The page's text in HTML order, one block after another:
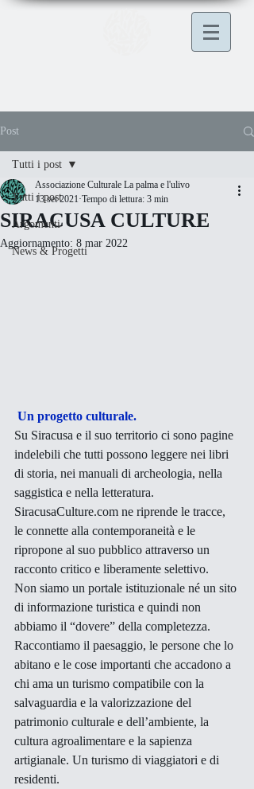
Post
Tutti i post
Argomenti
News & Progetti
Tutti i post
SIRACUSA CULTURE
Associazione Culturale La palma e l'ulivo
13 set 2021 Tempo di lettura: 3 min
Aggiornamento: 8 mar 2022
Un progetto culturale.
Su Siracusa e il suo territorio ci sono pagine
indelebili che tutti possono leggere nei libri
di storia, nei manuali di archeologia, nella
saggistica e nella letteratura.
SiracusaCulture.com ne riprende le tracce,
le connette alla contemporaneità e le
ripropone al suo pubblico attraverso un
racconto critico e liberamente selettivo.
Non siamo un portale istituzionale né un sito
di informazione turistica e quindi non
abbiamo il “dovere” della completezza.
Raccontiamo il paesaggio, le persone che lo
abitano e le cose importanti che accadono a
chi ama un turismo compatibile con la
salvaguardia e la valorizzazione del
patrimonio culturale e dell’ambiente, la
cultura agroalimentare e la sapienza
artigianale. Un turismo di viaggiatori e di
residenti.